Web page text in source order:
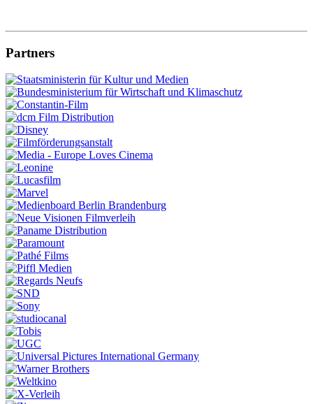
Partners